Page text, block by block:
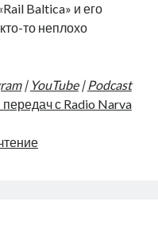
Baltica» и его
то неплохо
| YouTube| Podcast
с Radio Narva
Цена